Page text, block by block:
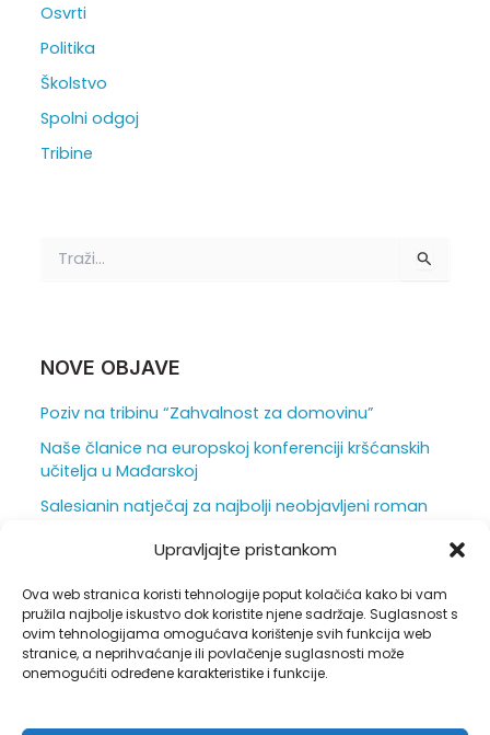
Upravljajte pristankom
Ova web stranica koristi tehnologije poput kolačića kako bi vam
pružila najbolje iskustvo dok koristite njene sadržaje. Suglasnost s
ovim tehnologijama omogućava korištenje svih funkcija web
stranice, a neprihvaćanje ili povlačenje suglasnosti može
onemogućiti određene karakteristike i funkcije.
Osvrti
Politika
Školstvo
Spolni odgoj
Tribine
:NOVE OBJAVE
Poziv na tribinu “Zahvalnost za domovinu”
Naše članice na europskoj konferenciji kršćanskih
učitelja u Mađarskoj
Salesianin natječaj za najbolji neobjavljeni roman
Ljepota i težina škole iz vizure ravnatelja
Duhovna obnova u sjeni hrastova